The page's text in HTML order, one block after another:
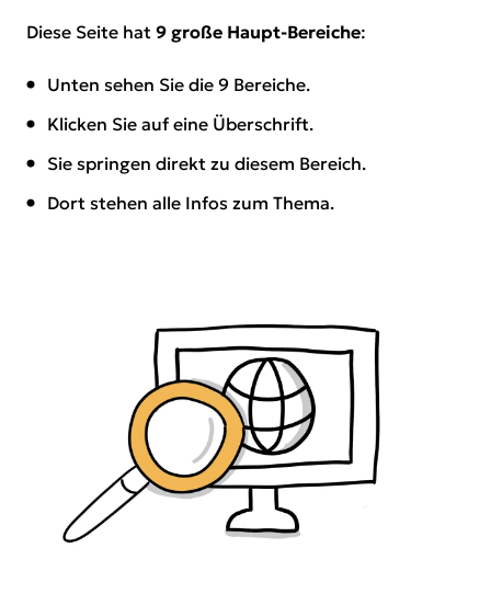
Diese Seite hat9 große Haupt-Bereiche:
Unten sehen Sie die 9 Bereiche.
Klicken Sie auf eine Überschrift.
Sie springen direkt zu diesem Bereich.
Dort stehen alle Infos zum Thema.